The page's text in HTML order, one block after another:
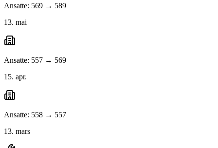
Ansatte: 569 → 589
13. mai
Ansatte: 557 → 569
15. apr.
Ansatte: 558 → 557
13. mars